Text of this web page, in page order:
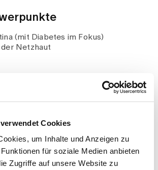
Cookies
um Inhalte und Anzeigen zu
für soziale Medien anbieten
Zugriffe auf unsere Website zu
(mit Diabetes im Fokus)
der Netzhaut
Stadtspital Zürich
Stadtspital Waid und Triemli
Leiter der Aus- und Weiterbildung,